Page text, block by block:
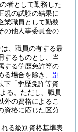
者として勤務した
規の試験の結果に
業職員として勤務
の他人事委員会の
、職員の有する最
するものとし、当
する学歴免許等の
場合を除き、 別
下「学歴免許等資
る。 ただし、職員
外の資格によるこ
資格に応じた区分
る級別資格基準表